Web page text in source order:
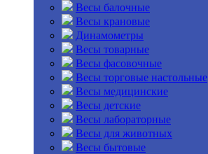
Весы балочные
Весы крановые
Динамометры
Весы товарные
Весы фасовочные
Весы торговые настольные
Весы медицинские
Весы детские
Весы лабораторные
Весы для животных
Весы бытовые